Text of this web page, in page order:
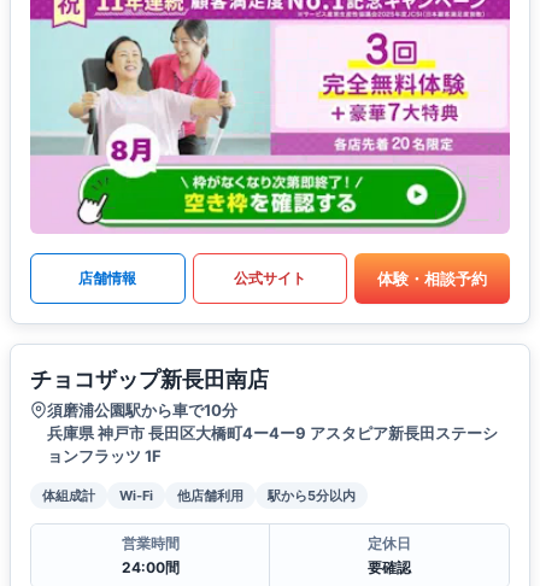
店舗情報 公式サイト 体験・相談予約
チョコザップ新長田南店
須磨浦公園駅から車で10分
兵庫県 神戸市 長田区大橋町4ー4ー9 アスタピア新長田ステーシ
ョンフラッツ 1F
体組成計 Wi-Fi 他店舗利用 駅から5分以内
営業時間
24:00間
定休日
要確認